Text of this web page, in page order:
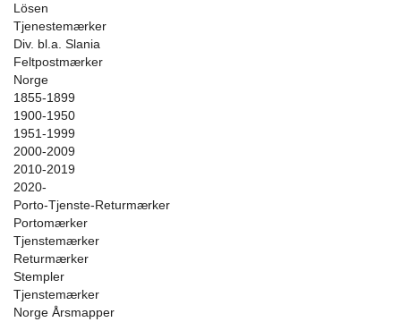
Lösen
Tjenestemærker
Div. bl.a. Slania
Feltpostmærker
Norge
1855-1899
1900-1950
1951-1999
2000-2009
2010-2019
2020-
Porto-Tjenste-Returmærker
Portomærker
Tjenstemærker
Returmærker
Stempler
Tjenstemærker
Norge Årsmapper